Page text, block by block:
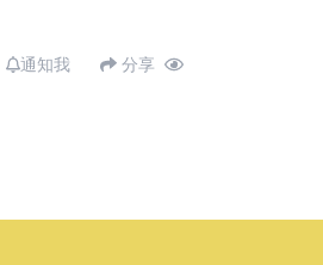
通知我 分享